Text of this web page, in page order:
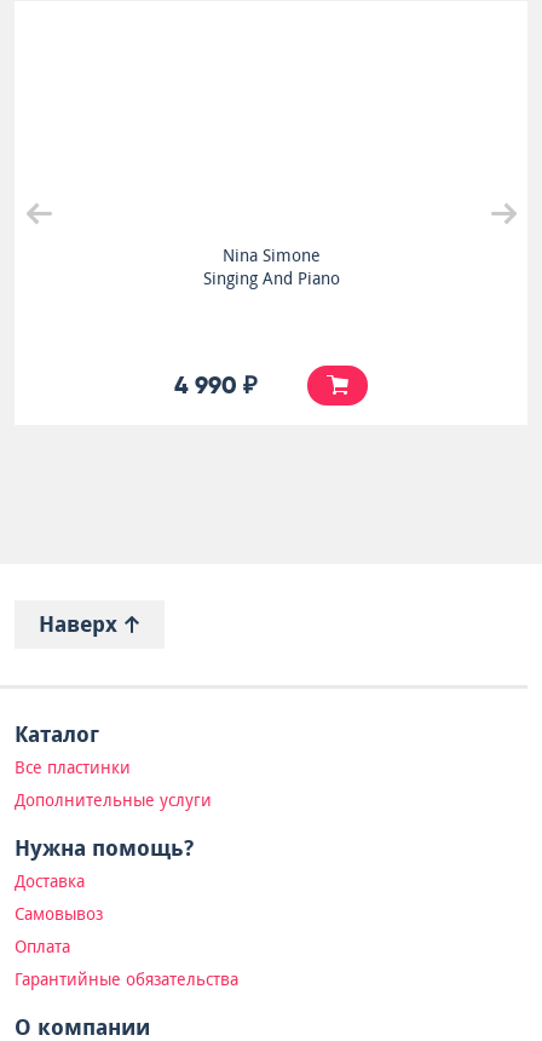
Nina Simone
Singing And Piano
4 990 ₽
Наверх
Каталог
Все пластинки
Дополнительные услуги
Нужна помощь?
Доставка
Самовывоз
Оплата
Гарантийные обязательства
О компании